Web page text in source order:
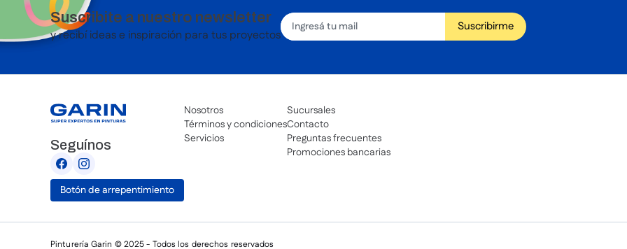
Suscribite a nuestro newsletter
y recibí ideas e inspiración para tus proyectos
Suscribirme
Seguínos
Botón de arrepentimiento
Nosotros
Términos y condiciones
Servicios
Sucursales
Contacto
Preguntas frecuentes
Promociones bancarias
Pinturería Garin © 2025 - Todos los derechos reservados